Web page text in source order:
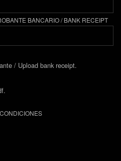
BANCARIO / BANK RECEIPT
/ Upload bank receipt.